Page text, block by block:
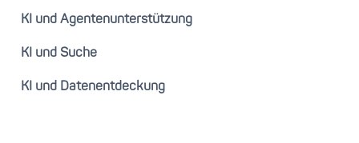
KI und Agentenunterstützung
KI und Suche
KI und Datenentdeckung